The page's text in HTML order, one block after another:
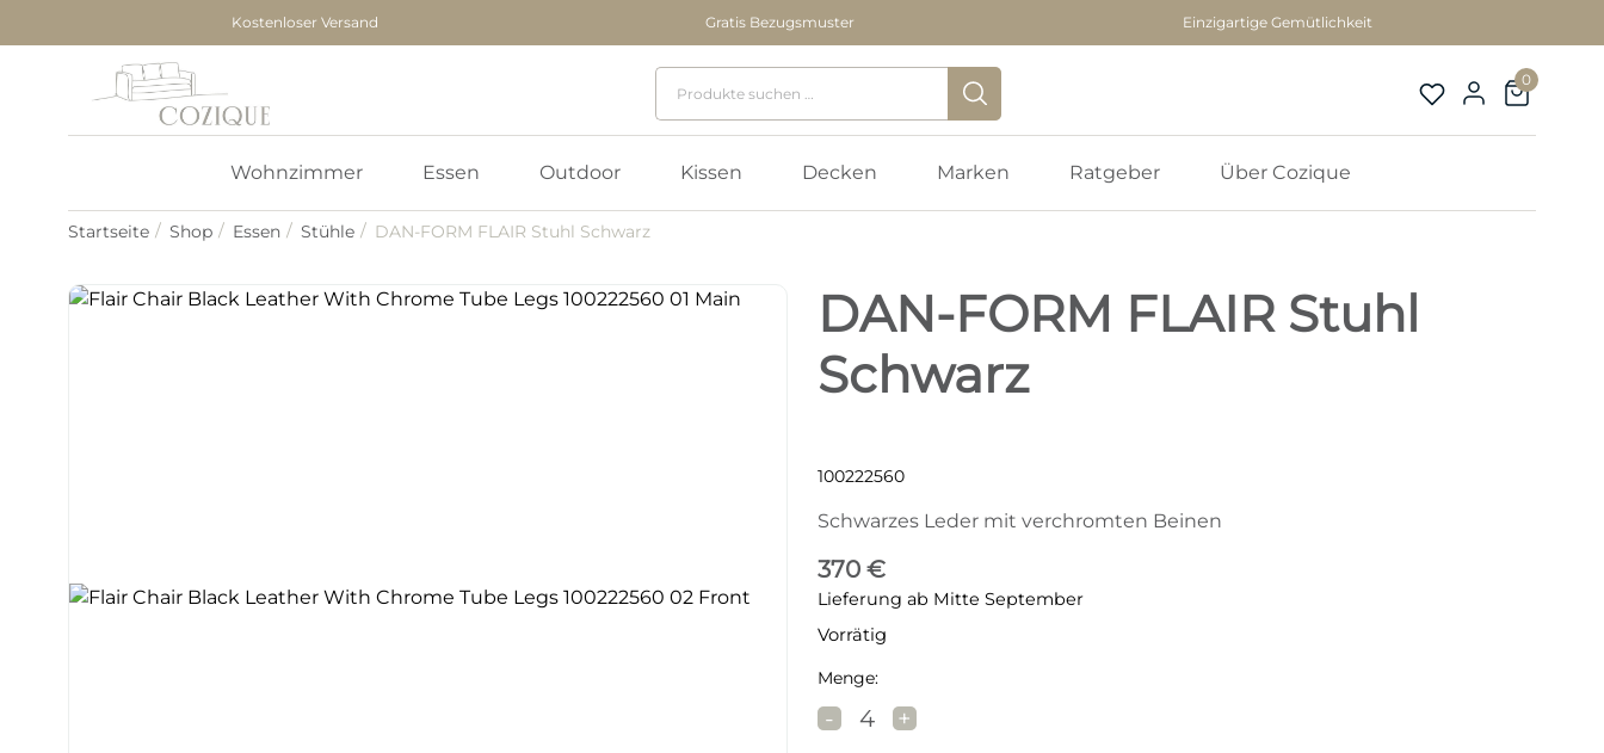
Kostenloser Versand Gratis Bezugsmuster Einzigartige Gemütlichkeit
Wohnzimmer Essen Outdoor Kissen Decken Marken Ratgeber Über Cozique
0
Startseite Shop Essen Stühle DAN-FORM FLAIR Stuhl Schwarz
DAN-FORM FLAIR Stuhl
Schwarz
100222560
Schwarzes Leder mit verchromten Beinen
370 €
Lieferung ab Mitte September
Vorrätig
Menge:
-
DAN-FORM FLAIR Stuhl Schwarz Menge
+